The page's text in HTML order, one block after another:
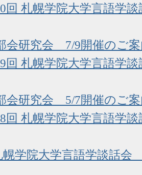
回 札幌学院大学言語学
会研究会 7/9開催のご
回 札幌学院大学言語学
会研究会 5/7開催のご
回 札幌学院大学言語学
幌学院大学言語学談話